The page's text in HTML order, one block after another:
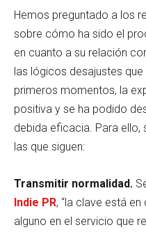
Hemos preguntado a los
sobre cómo ha sido el
en cuanto a su relación
las lógicos desajustes
primeros momentos, la
positiva y se ha podido
debida eficacia. Para
las que siguen:
Transmitir normalidad.
Indie PR, “la clave está
alguno en el servicio que